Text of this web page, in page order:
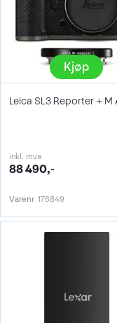
Kjøp
inkl. mva
88 490,-
Varenr 176849